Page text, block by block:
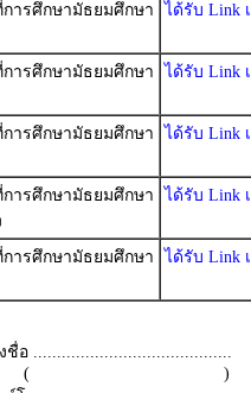
ารศึกษามัธยมศึกษา
ได้รับ Link
ารศึกษามัธยมศึกษา
ได้รับ Link
ารศึกษามัธยมศึกษา
ได้รับ Link
ารศึกษามัธยมศึกษา
ได้รับ Link
ารศึกษามัธยมศึกษา
ได้รับ Link
ชื่อ ..........................................
( )